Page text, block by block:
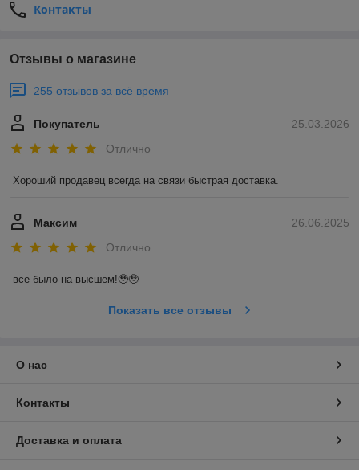
Контакты
Отзывы о магазине
255 отзывов за всё время
25.03.2026
Покупатель
Отлично
Хороший продавец всегда на связи быстрая доставка.
26.06.2025
Максим
Отлично
все было на высшем!🥹🥹
Показать все отзывы
О нас
Контакты
Доставка и оплата